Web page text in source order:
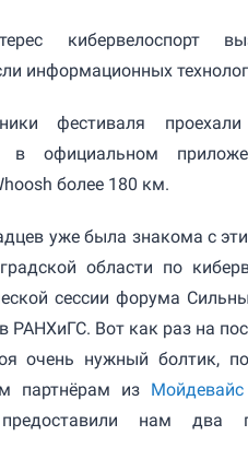
кибервелоспорт
информационных
фестиваля
в официальном
более 180 км.
уже была знакома с
области по
сессии форума
РАНХиГС. Вот как раз на
очень нужный болтик,
партнёрам из
нам два